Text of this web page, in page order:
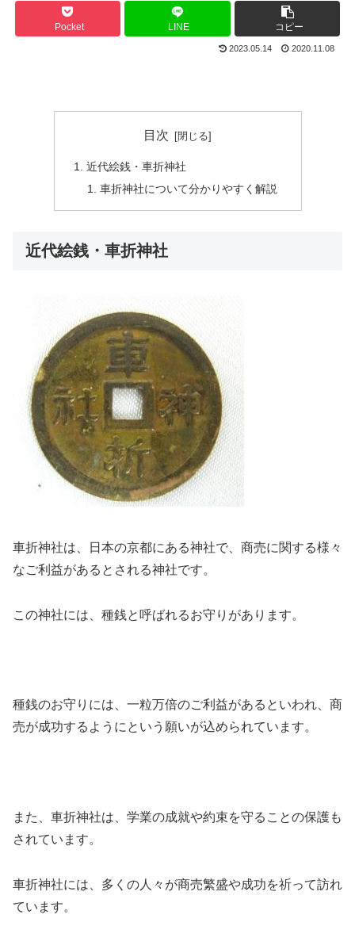
Pocket LINE コピー
2023.05.14 2020.11.08
目次
近代絵銭・車折神社
車折神社について分かりやすく解説
近代絵銭・車折神社
車折神社は、日本の京都にある神社で、商売に関する様々
なご利益があるとされる神社です。
この神社には、種銭と呼ばれるお守りがあります。
種銭のお守りには、一粒万倍のご利益があるといわれ、商
売が成功するようにという願いが込められています。
また、車折神社は、学業の成就や約束を守ることの保護も
されています。
車折神社には、多くの人々が商売繁盛や成功を祈って訪れ
ています。